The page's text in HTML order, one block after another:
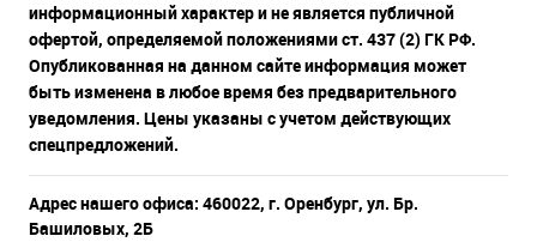
информационный характер и не является публичной
офертой, определяемой положениями ст. 437 (2) ГК РФ.
Опубликованная на данном сайте информация может
быть изменена в любое время без предварительного
уведомления. Цены указаны с учетом действующих
спецпредложений.
Адрес нашего офиса: 460022, г. Оренбург, ул. Бр.
Башиловых, 2Б